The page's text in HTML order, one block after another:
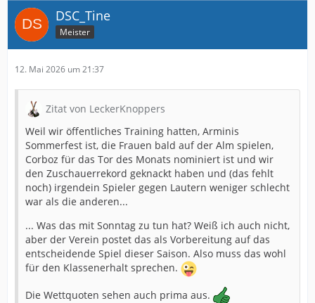
DSC_Tine
Meister
12. Mai 2026 um 21:37
Zitat von LeckerKnoppers
Weil wir öffentliches Training hatten, Arminis
Sommerfest ist, die Frauen bald auf der Alm spielen,
Corboz für das Tor des Monats nominiert ist und wir
den Zuschauerrekord geknackt haben und (das fehlt
noch) irgendein Spieler gegen Lautern weniger schlecht
war als die anderen...
... Was das mit Sonntag zu tun hat? Weiß ich auch nicht,
aber der Verein postet das als Vorbereitung auf das
entscheidende Spiel dieser Saison. Also muss das wohl
für den Klassenerhalt sprechen.
Die Wettquoten sehen auch prima aus.